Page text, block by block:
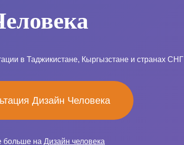
в Таджикистане, Кыргызстане и странах СНГ
Дизайн Человека
больше на Дизайн человека